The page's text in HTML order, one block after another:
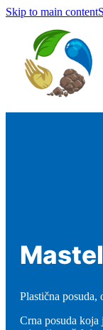
Skip to main content
Plastična
Crna posuda koja